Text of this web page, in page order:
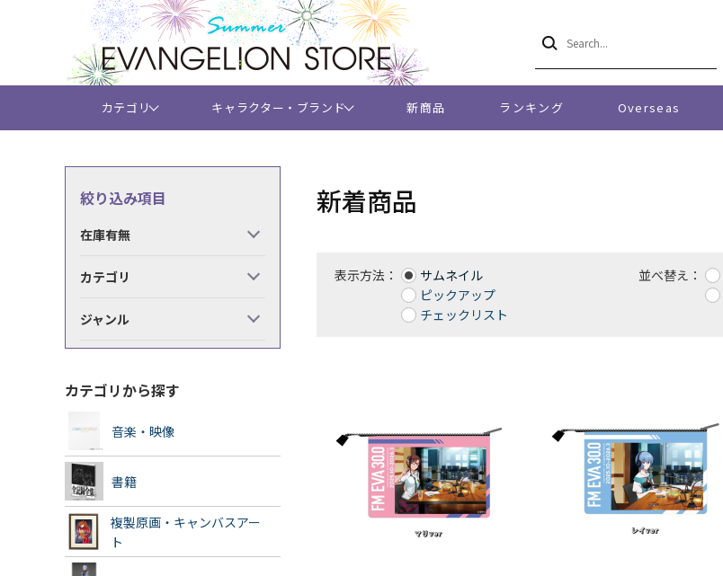
カテゴリ キャラクター・ブランド 新商品 ランキング Overseas
絞り込み項目
在庫有無
カテゴリ
ジャンル
カテゴリから探す
音楽・映像
書籍
複製原画・キャンバスアー
ト
新着商品
表示方法：
サムネイル
ピックアップ
チェックリスト
並べ替え：